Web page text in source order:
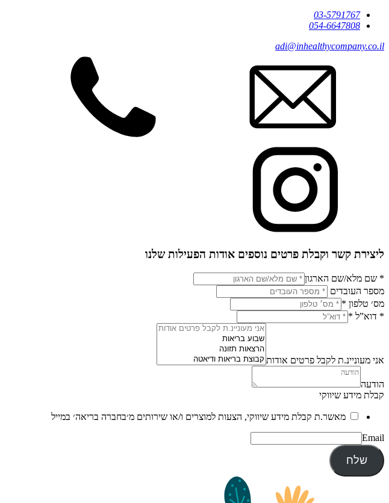
03-5791767
054-6647808
adi@inhealthycompany.co.il
ליצירת קשר וקבלת פרטים נוספים אודות הפעילות שלנו
* שם מלא/שם הארגון
מספר העובדים
מס׳ טלפון *
* דוא”ל *
אני מעוניינ.ת לקבל פרטים אודות
הודעה
קבלת מידע שיווקי
מאשר.ת קבלת מידע שיווקי, הצעות למוצרים ו/או שירותים מ׳בחברה בריאה׳ במייל
Email
שלח